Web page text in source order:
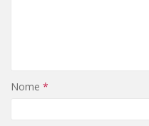
Nome *